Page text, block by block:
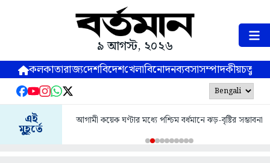
৯ আগস্ট, ২০২৬
কলকাতারাজ্যদেশবিদেশখেলাবিনোদনব্যবসাসম্পাদকীয়
এই
মুহূর্তে
কয়েক ঘণ্টার মধ্যে পশ্চিম বর্ধমানে ঝড়-বৃষ্টির সম্ভাবনা নাসিকে জোড়া